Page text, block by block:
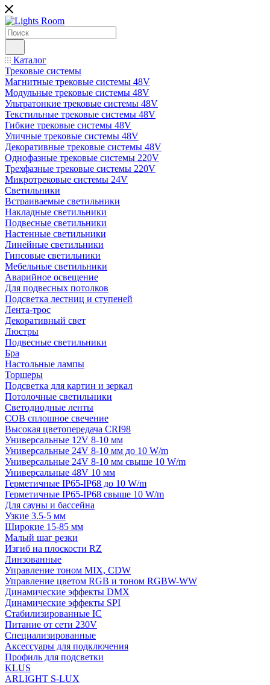
Каталог
Трековые системы
Магнитные трековые системы 48V
Модульные трековые системы 48V
Ультратонкие трековые системы 48V
Текстильные трековые системы 48V
Гибкие трековые системы 48V
Уличные трековые системы 48V
Декоративные трековые системы 48V
Однофазные трековые системы 220V
Трехфазные трековые системы 220V
Микротрековые системы 24V
Светильники
Встраиваемые светильники
Накладные светильники
Подвесные светильники
Настенные светильники
Линейные светильники
Гипсовые светильники
Мебельные светильники
Аварийное освещение
Для подвесных потолков
Подсветка лестниц и ступеней
Лента-трос
Декоративный свет
Люстры
Подвесные светильники
Бра
Настольные лампы
Торшеры
Подсветка для картин и зеркал
Потолочные светильники
Светодиодные ленты
COB сплошное свечение
Высокая цветопередача CRI98
Универсальные 12V 8-10 мм
Универсальные 24V 8-10 мм до 10 W/m
Универсальные 24V 8-10 мм свыше 10 W/m
Универсальные 48V 10 мм
Герметичные IP65-IP68 до 10 W/m
Герметичные IP65-IP68 свыше 10 W/m
Для сауны и бассейна
Узкие 3.5-5 мм
Широкие 15-85 мм
Малый шаг резки
Изгиб на плоскости RZ
Линзованные
Управление тоном MIX, CDW
Управление цветом RGB и тоном RGBW-WW
Динамические эффекты DMX
Динамические эффекты SPI
Стабилизированные IC
Питание от сети 230V
Специализированные
Аксессуары для подключения
Профиль для подсветки
KLUS
ARLIGHT S-LUX